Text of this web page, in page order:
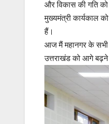
और विकास की गति
मुख्यमंत्री कार्यकाल
हैं।
आज मैं महानगर के सभी
उत्तराखंड को आगे बढ़ने